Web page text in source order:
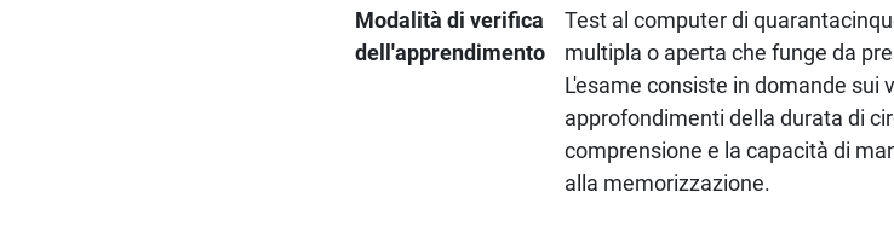
Modalità di verifica
dell'apprendimento
Test al computer di
multipla o aperta che funge da
L'esame consiste in domande sui
approfondimenti della durata di
comprensione e la capacità di
alla memorizzazione.